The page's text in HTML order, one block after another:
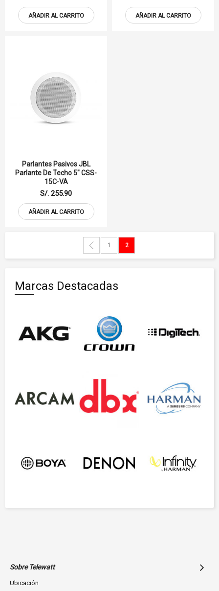
AÑADIR AL CARRITO AÑADIR AL CARRITO
Parlantes Pasivos JBL
Parlante De Techo 5" CSS-
15C-VA
S/. 255.90
AÑADIR AL CARRITO
Página
Página
Anterior
Página
1 Actualmente estás leyendo página
2
Marcas Destacadas
Sobre Telewatt
Ubicación